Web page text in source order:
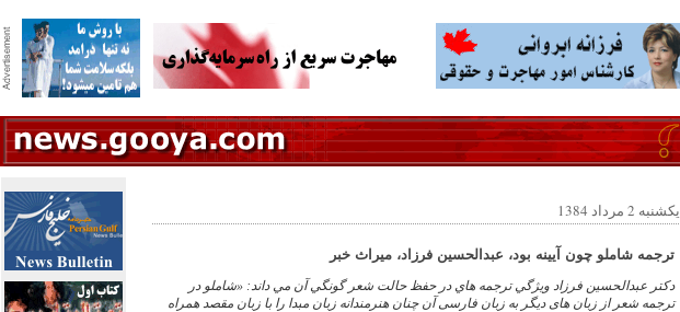
يكشنبه 2 مرداد 1384
ترجمه شاملو چون آيينه بود، عبدالحسین فرزاد، ميراث خبر
دکتر عبدالحسین فرزاد ويژگي ترجمه هاي در حفظ حالت شعر گونگي آن مي داند: «شاملو در
ترجمه شعر از زبان های دیگر به زبان فارسی آن چنان هنرمندانه زبان مبدا را با زبان مقصد همراه